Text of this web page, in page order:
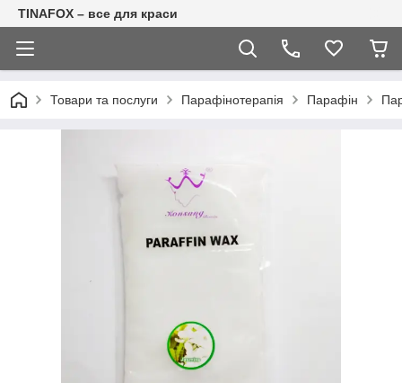
TINAFOX – все для краси
Товари та послуги Парафінотерапія Парафін